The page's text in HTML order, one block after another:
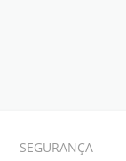
SEGURANÇA